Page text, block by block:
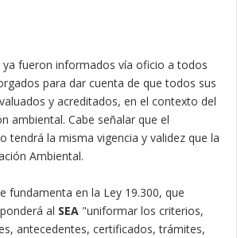
fueron informados vía oficio a todos
para dar cuenta de que todos sus
y acreditados, en el contexto del
ambiental. Cabe señalar que el
tendrá la misma vigencia y validez que la
Ambiental.
fundamenta en la Ley 19.300, que
al SEA "uniformar los criterios,
antecedentes, certificados, trámites,